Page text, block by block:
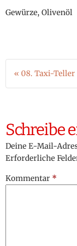
Gewürze, Olivenöl
« 08. Taxi-Teller
Schreibe
Deine E-Mail-
Erforderliche
Kommentar *